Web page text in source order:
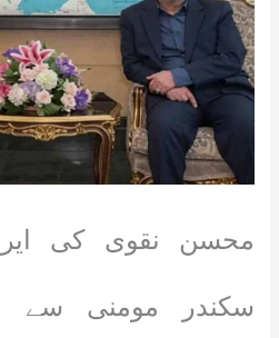
محسن نقوی کی
سکندر مومنی سے